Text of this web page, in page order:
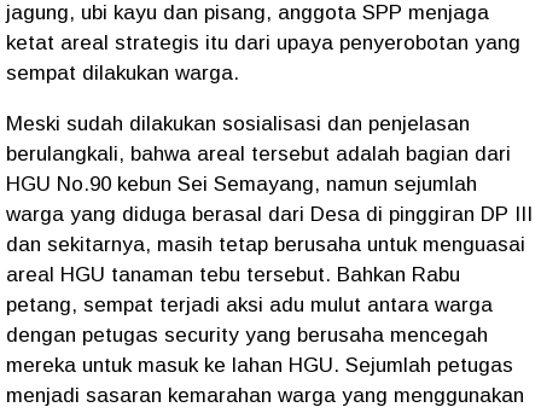
jagung, ubi kayu dan pisang, anggota SPP menjaga
ketat areal strategis itu dari upaya penyerobotan yang
sempat dilakukan warga.
Meski sudah dilakukan sosialisasi dan penjelasan
berulangkali, bahwa areal tersebut adalah bagian dari
HGU No.90 kebun Sei Semayang, namun sejumlah
warga yang diduga berasal dari Desa di pinggiran DP III
dan sekitarnya, masih tetap berusaha untuk menguasai
areal HGU tanaman tebu tersebut. Bahkan Rabu
petang, sempat terjadi aksi adu mulut antara warga
dengan petugas security yang berusaha mencegah
mereka untuk masuk ke lahan HGU. Sejumlah petugas
menjadi sasaran kemarahan warga yang menggunakan